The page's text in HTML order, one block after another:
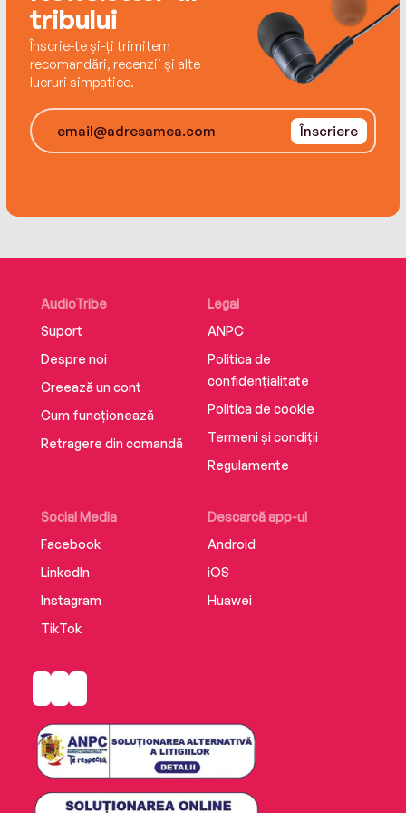
tribului
Înscrie-te și-ți trimitem
recomandări, recenzii și alte
lucruri simpatice.
Înscriere
AudioTribe
Suport
Despre noi
Creează un cont
Cum funcționează
Retragere din comandă
Social Media
Facebook
LinkedIn
Instagram
TikTok
Descarcă app-ul
Android
iOS
Huawei
Legal
ANPC
Politica de
confidențialitate
Politica de cookie
Termeni și condiții
Regulamente